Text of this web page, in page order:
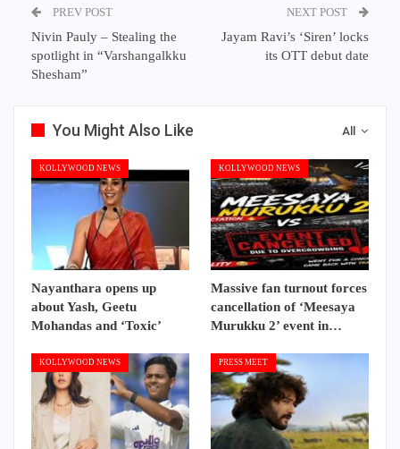
PREV POST
Nivin Pauly – Stealing the
spotlight in “Varshangalkku
Shesham”
NEXT POST
Jayam Ravi’s ‘Siren’ locks
its OTT debut date
All
You Might Also Like
KOLLYWOOD NEWS
Nayanthara opens up
about Yash, Geetu
Mohandas and ‘Toxic’
KOLLYWOOD NEWS
Massive fan turnout forces
cancellation of ‘Meesaya
Murukku 2’ event in…
KOLLYWOOD NEWS PRESS MEET